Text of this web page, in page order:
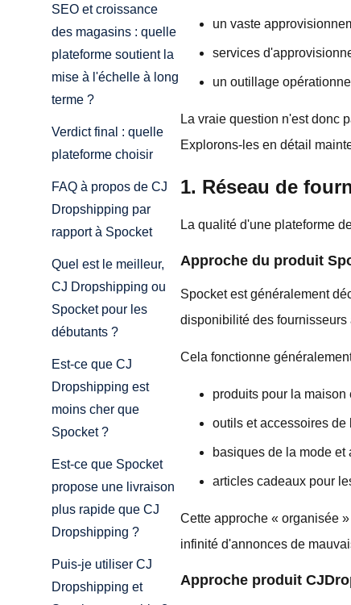
SEO et croissance
des magasins : quelle
plateforme soutient la
mise à l'échelle à long
terme ?
Verdict final : quelle
plateforme choisir
FAQ à propos de CJ
Dropshipping par
rapport à Spocket
Quel est le meilleur,
CJ Dropshipping ou
Spocket pour les
débutants ?
Est-ce que CJ
Dropshipping est
moins cher que
Spocket ?
Est-ce que Spocket
propose une livraison
plus rapide que CJ
Dropshipping ?
Puis-je utiliser CJ
Dropshipping et
un vaste
services
un outillage
La vraie question n'est donc
Explorons-les en détail
1. Réseau de
La qualité d'une plateforme
Approche du produit
Spocket est généralement
disponibilité des
Cela fonctionne
produits pour la maison
outils et accessoires de
basiques de la mode
articles cadeaux pour
Cette approche « organisée
infinité d'annonces de
Approche produit